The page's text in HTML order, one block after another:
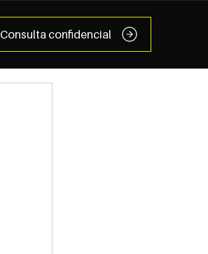
Consulta confidencial